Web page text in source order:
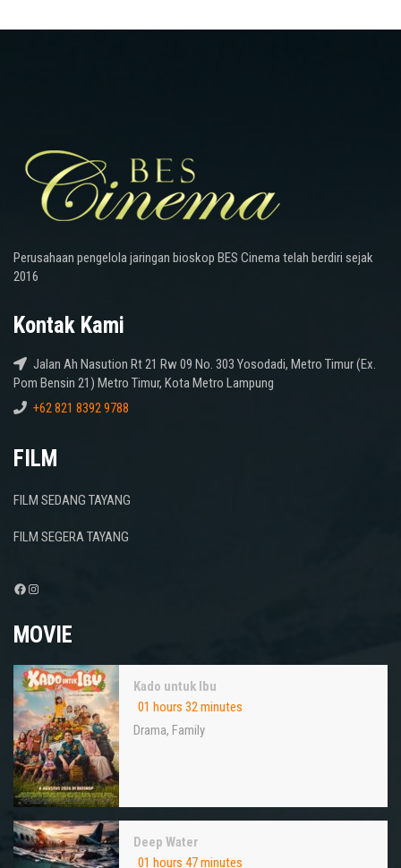
Perusahaan pengelola jaringan bioskop BES Cinema telah berdiri sejak
2016
Kontak Kami
Jalan Ah Nasution Rt 21 Rw 09 No. 303 Yosodadi, Metro Timur (Ex.
Pom Bensin 21) Metro Timur, Kota Metro Lampung
+62 821 8392 9788
FILM
FILM SEDANG TAYANG
FILM SEGERA TAYANG
Facebook
Instagram
MOVIE
Kado untuk Ibu
01 hours 32 minutes
Drama, Family
Deep Water
01 hours 47 minutes